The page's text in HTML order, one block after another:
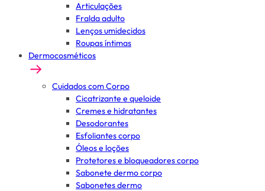
Articulações
Fralda adulto
Lenços umidecidos
Roupas íntimas
Dermocosméticos
Cuidados com Corpo
Cicatrizante e queloide
Cremes e hidratantes
Desodorantes
Esfoliantes corpo
Óleos e loções
Protetores e bloqueadores corpo
Sabonete dermo corpo
Sabonetes dermo